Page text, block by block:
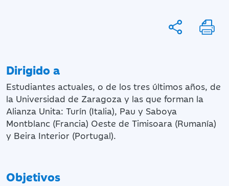
Dirigido a
Estudiantes actuales, o de los tres últimos años, de
la Universidad de Zaragoza y las que forman la
Alianza Unita: Turín (Italia), Pau y Saboya
Montblanc (Francia) Oeste de Timisoara (Rumanía)
y Beira Interior (Portugal).
Objetivos